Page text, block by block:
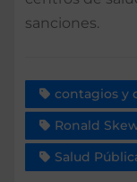
sanciones.
contagios y
Ronald
Salud